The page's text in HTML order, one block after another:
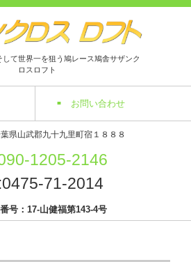
て世界一を狙う鳩レース鳩舎サザンク
ロスロフト
お問い合わせ
県山武郡九十九里町宿１８８８
1205-2146
71-2014
号：17-山健福第143-4号